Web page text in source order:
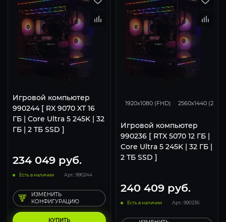
Игровой компьютер
990244 [ RX 9070 XT 16
ГБ | Core Ultra 5 245K | 32
ГБ | 2 ТБ SSD ]
234 049 руб.
Есть в наличии Арт.: 990244
КУПИТЬ
ИЗМЕНИТЬ
КОНФИГУРАЦИЮ
1920x1080 (FHD) 2560x1440 (2K)
Игровой компьютер
990236 [ RTX 5070 12 ГБ |
Core Ultra 5 245K | 32 ГБ |
2 ТБ SSD ]
240 409руб.
Есть в наличии Арт.: 990236